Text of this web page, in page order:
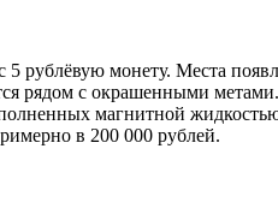
рублёвую монету. Места
рядом с окрашенными
магнитной
в 200 000 рублей.